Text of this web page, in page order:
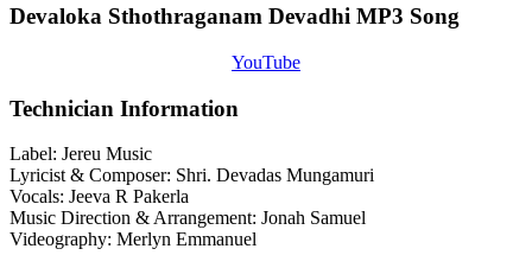
Devaloka Sthothraganam Devadhi MP3 Song
YouTube
Technician Information
Label: Jereu Music
Lyricist & Composer: Shri. Devadas Mungamuri
Vocals: Jeeva R Pakerla
Music Direction & Arrangement: Jonah Samuel
Videography: Merlyn Emmanuel